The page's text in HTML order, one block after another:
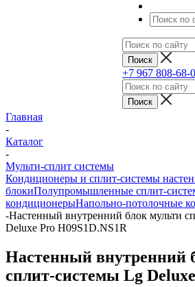
+7 967 808-68-
Главная
-
Каталог
-
Мульти-сплит системы
Кондиционеры и сплит-системы
блокиПолупромышленные сплит-
кондиционерыНапольно-потолочные
-Настенный внутренний блок мульти
Deluxe Pro H09S1D.NS1R
Настенный внутренний
сплит-системы Lg